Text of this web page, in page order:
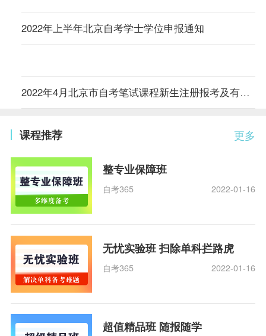
2022年上半年北京自考学士学位申报通知
2022年4月北京市自考笔试课程新生注册报考及有关事项通知
更多
课程推荐
整专业保障班
自考365 2022-01-16
无忧实验班 扫除单科拦路虎
自考365 2022-01-16
超值精品班 随报随学